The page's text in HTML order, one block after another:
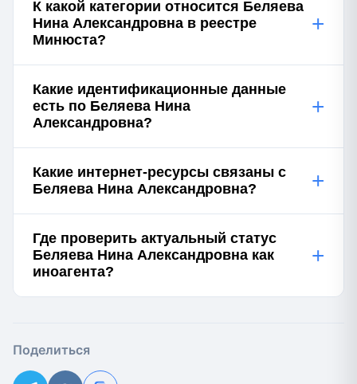
К какой категории относится Беляева
Нина Александровна в реестре
Минюста?
+
Какие идентификационные данные
есть по Беляева Нина
Александровна?
+
Какие интернет-ресурсы связаны с
Беляева Нина Александровна?
+
Где проверить актуальный статус
Беляева Нина Александровна как
иноагента?
+
Поделиться